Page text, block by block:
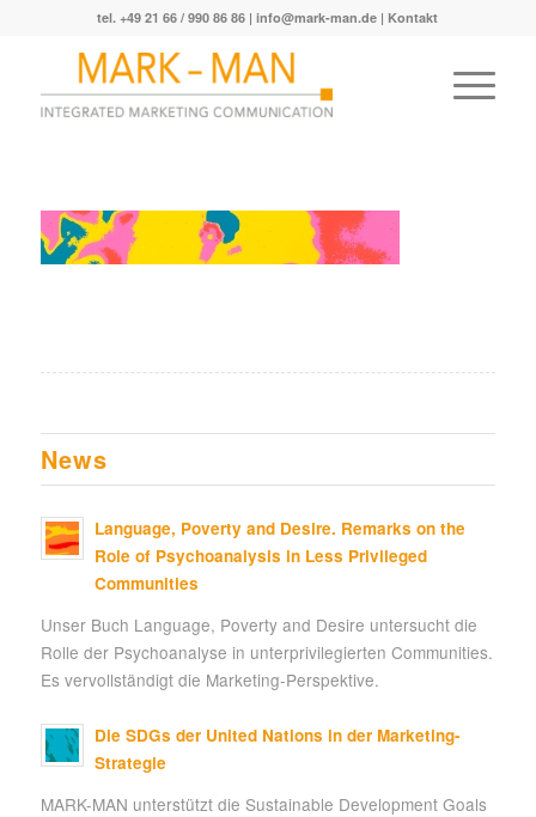
tel. +49 21 66 / 990 86 86 |info@mark-man.de | Kontakt
News
Language, Poverty and Desire. Remarks on the
Role of Psychoanalysis in Less Privileged
Communities
Unser Buch Language, Poverty and Desire untersucht die
Rolle der Psychoanalyse in unterprivilegierten Communities.
Es vervollständigt die Marketing-Perspektive.
Die SDGs der United Nations in der Marketing-
Strategie
MARK-MAN unterstützt die Sustainable Development Goals